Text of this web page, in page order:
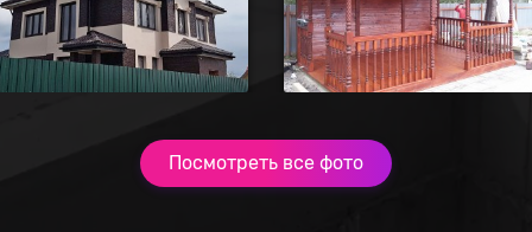
Посмотреть все фото